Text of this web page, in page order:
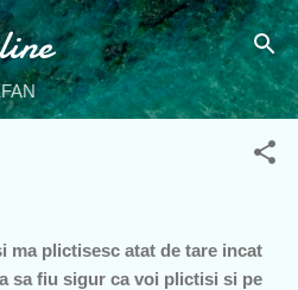
principal
ma plictisesc atat de tare incat
sa fiu sigur ca voi plictisi si pe